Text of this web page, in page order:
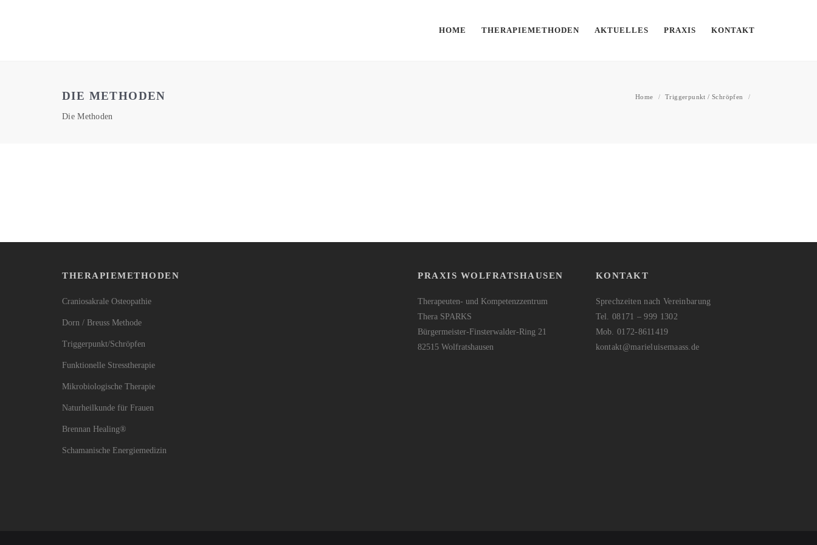
HOME THERAPIEMETHODEN AKTUELLES PRAXIS KONTAKT
DIE METHODEN
Die Methoden
Home / Triggerpunkt / Schröpfen /
THERAPIEMETHODEN
Craniosakrale Osteopathie
Dorn / Breuss Methode
Triggerpunkt/Schröpfen
Funktionelle Stresstherapie
Mikrobiologische Therapie
Naturheilkunde für Frauen
Brennan Healing®
Schamanische Energiemedizin
PRAXIS WOLFRATSHAUSEN
Therapeuten- und Kompetenzzentrum
Thera SPARKS
Bürgermeister-Finsterwalder-Ring 21
82515 Wolfratshausen
KONTAKT
Sprechzeiten nach Vereinbarung
Tel. 08171 – 999 1302
Mob. 0172-8611419
kontakt@marieluisemaass.de